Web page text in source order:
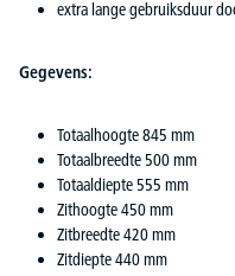
extra lange gebruiksduur
Gegevens:
Totaalhoogte 845 mm
Totaalbreedte 500 mm
Totaaldiepte 555 mm
Zithoogte 450 mm
Zitbreedte 420 mm
Zitdiepte 440 mm